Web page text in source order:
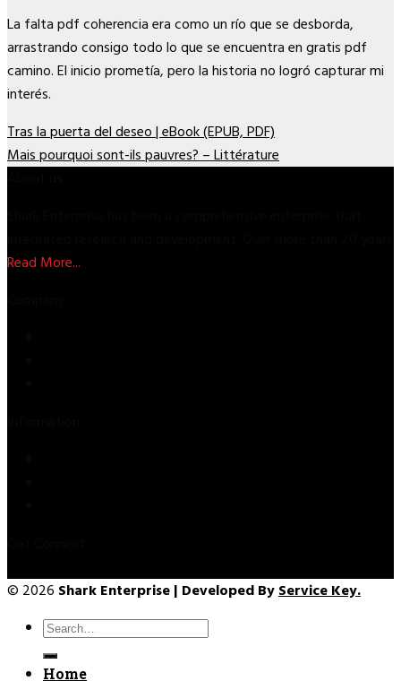
La falta pdf coherencia era como un río que se desborda,
arrastrando consigo todo lo que se encuentra en gratis pdf
camino. El inicio prometía, pero la historia no logró capturar mi
interés.
Tras la puerta del deseo | eBook (EPUB, PDF)
Mais pourquoi sont-ils pauvres? – Littérature
Read More...
© 2026 Shark Enterprise | Developed ByService Key.
Search
for:
Home